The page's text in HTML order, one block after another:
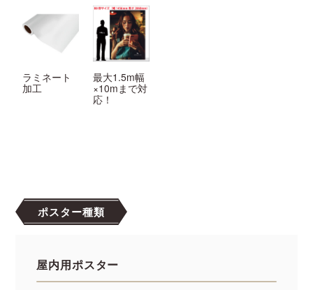
ラミネート
加工
最大1.5m幅
×10mまで対
応！
ポスター種類
屋内用ポスター